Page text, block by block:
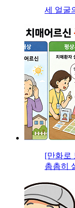
세 얼굴
[만화로
촘촘히